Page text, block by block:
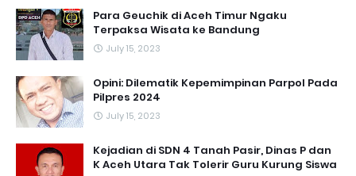
Para Geuchik di Aceh Timur Ngaku
Terpaksa Wisata ke Bandung
July 15, 2023
Opini: Dilematik Kepemimpinan Parpol Pada
Pilpres 2024
July 15, 2023
Kejadian di SDN 4 Tanah Pasir, Dinas P dan
K Aceh Utara Tak Tolerir Guru Kurung Siswa